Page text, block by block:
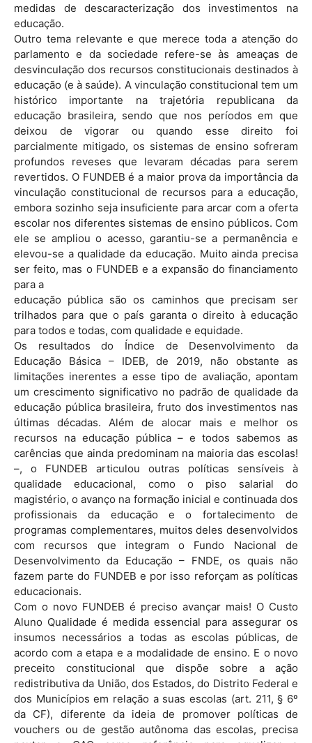
medidas de descaracterização dos investimentos na
educação.
Outro tema relevante e que merece toda a atenção do
parlamento e da sociedade refere-se às ameaças de
desvinculação dos recursos constitucionais destinados à
educação (e à saúde). A vinculação constitucional tem um
histórico importante na trajetória republicana da
educação brasileira, sendo que nos períodos em que
deixou de vigorar ou quando esse direito foi
parcialmente mitigado, os sistemas de ensino sofreram
profundos reveses que levaram décadas para serem
revertidos. O FUNDEB é a maior prova da importância da
vinculação constitucional de recursos para a educação,
embora sozinho seja insuficiente para arcar com a oferta
escolar nos diferentes sistemas de ensino públicos. Com
ele se ampliou o acesso, garantiu-se a permanência e
elevou-se a qualidade da educação. Muito ainda precisa
ser feito, mas o FUNDEB e a expansão do financiamento
para a
educação pública são os caminhos que precisam ser
trilhados para que o país garanta o direito à educação
para todos e todas, com qualidade e equidade.
Os resultados do Índice de Desenvolvimento da
Educação Básica – IDEB, de 2019, não obstante as
limitações inerentes a esse tipo de avaliação, apontam
um crescimento significativo no padrão de qualidade da
educação pública brasileira, fruto dos investimentos nas
últimas décadas. Além de alocar mais e melhor os
recursos na educação pública – e todos sabemos as
carências que ainda predominam na maioria das escolas!
–, o FUNDEB articulou outras políticas sensíveis à
qualidade educacional, como o piso salarial do
magistério, o avanço na formação inicial e continuada dos
profissionais da educação e o fortalecimento de
programas complementares, muitos deles desenvolvidos
com recursos que integram o Fundo Nacional de
Desenvolvimento da Educação – FNDE, os quais não
fazem parte do FUNDEB e por isso reforçam as políticas
educacionais.
Com o novo FUNDEB é preciso avançar mais! O Custo
Aluno Qualidade é medida essencial para assegurar os
insumos necessários a todas as escolas públicas, de
acordo com a etapa e a modalidade de ensino. E o novo
preceito constitucional que dispõe sobre a ação
redistributiva da União, dos Estados, do Distrito Federal e
dos Municípios em relação a suas escolas (art. 211, § 6º
da CF), diferente da ideia de promover políticas de
vouchers ou de gestão autônoma das escolas, precisa